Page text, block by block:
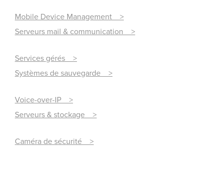
Mobile Device Management >
Serveurs mail & communication >
Services gérés >
Systèmes de sauvegarde >
Voice-over-IP >
Serveurs & stockage >
Caméra de sécurité >